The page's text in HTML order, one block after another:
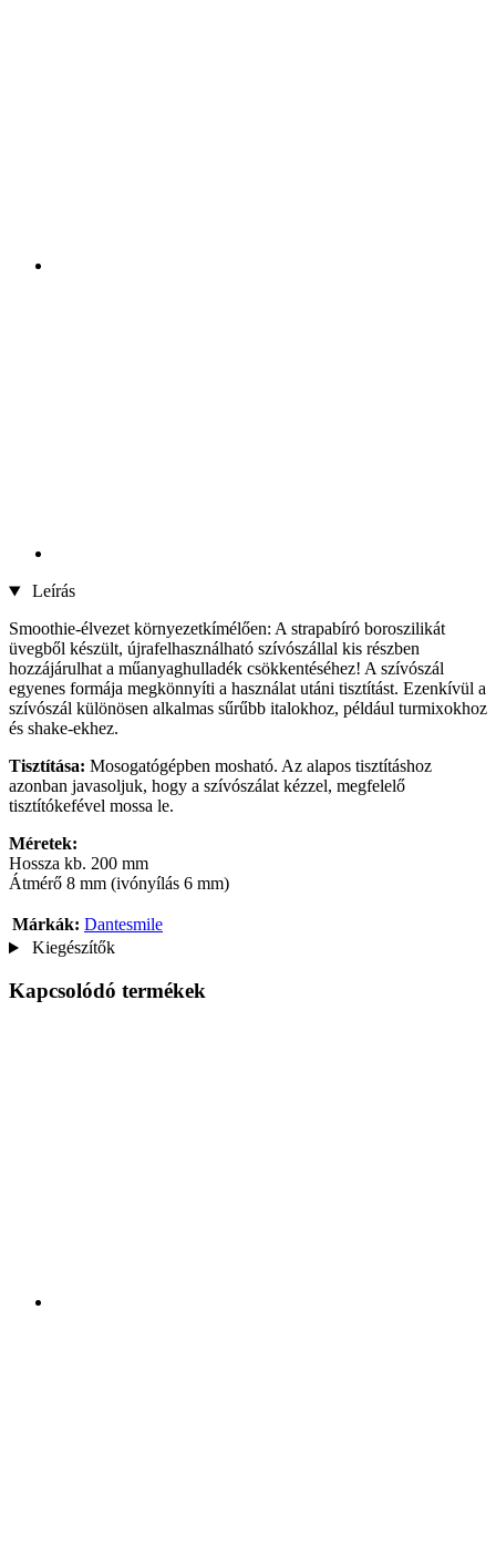
Leírás
Smoothie-élvezet környezetkímélően: A strapabíró boroszilikát
üvegből készült, újrafelhasználható szívószállal kis részben
hozzájárulhat a műanyaghulladék csökkentéséhez! A szívószál
egyenes formája megkönnyíti a használat utáni tisztítást. Ezenkívül a
szívószál különösen alkalmas sűrűbb italokhoz, például turmixokhoz
és shake-ekhez.
Tisztítása: Mosogatógépben mosható. Az alapos tisztításhoz
azonban javasoljuk, hogy a szívószálat kézzel, megfelelő
tisztítókefével mossa le.
Méretek:
Hossza kb. 200 mm
Átmérő 8 mm (ivónyílás 6 mm)
Márkák: Dantesmile
Kiegészítők
Kapcsolódó termékek